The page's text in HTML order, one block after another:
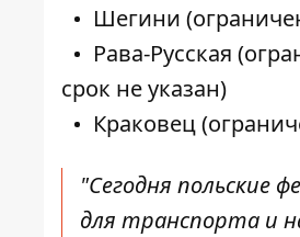
Шегини
Рава-Русская
срок не указан)
Краковец
"Сегодня польские
для транспорта и